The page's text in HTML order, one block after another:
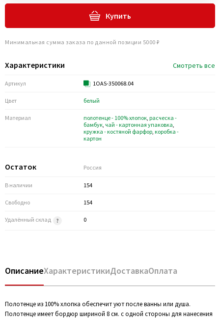
Характеристики Смотреть все
Артикул 1OAS-350068.04
Цвет белый
Материал полотенце - 100% хлопок, расческа -
бамбук, чай - картонная упаковка,
кружка - костяной фарфор, коробка -
картон
Остаток Россия
В наличии 154
Свободно 154
Удалённый склад 0
Купить
Минимальная сумма заказа по данной позиции 5000 ₽
ОписаниеХарактеристикиДоставкаОплата
Полотенце из 100% хлопка обеспечит уют после ванны или душа.
Полотенце имеет бордюр шириной 8 см. с одной стороны для нанесения